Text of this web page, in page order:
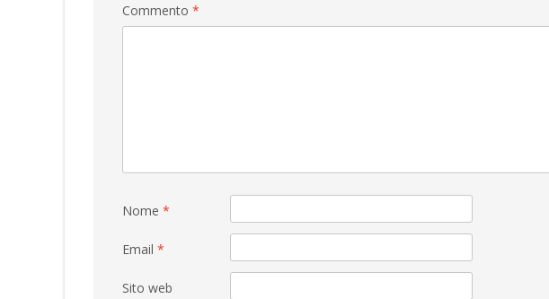
Commento *
Nome *
Email *
Sito web